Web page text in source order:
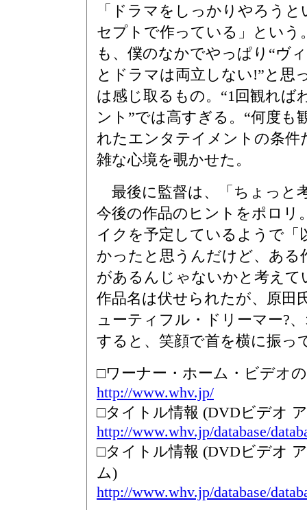
「ドラマをしっかりやろう
セプトで作っている」という
も、僕のなかでやっぱり“ヴ
とドラマは両立しない!”と思
は感じ取るもの。“1回観れ
ント”では高すぎる。“何度も
れたエンタテイメントの条件
雑な心境を覗かせた。
最後に監督は、「ちょっと
今後の作品のヒントをポロリ
イクを予定しているようで「
かったと思うんだけど、ある
があるんじゃないかと考えて
作品名は伏せられたが、原田
ューティフル・ドリーマー?
すると、笑顔で首を横に振っ
□ワーナー・ホーム・ビデオ
http://www.whv.jp/
□タイトル情報 (DVDビデオ
http://www.whv.jp/database/
□タイトル情報 (DVDビデオ
ム)
http://www.whv.jp/database/